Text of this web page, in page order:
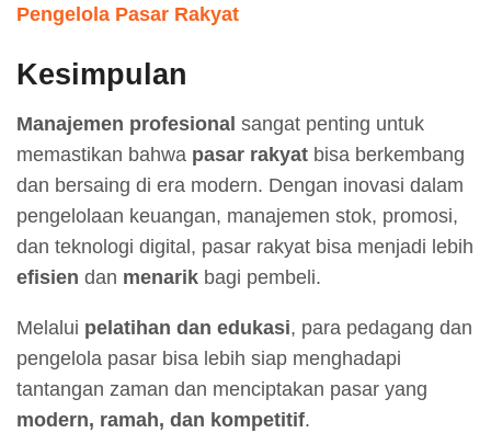
Pengelola Pasar Rakyat
Kesimpulan
Manajemen profesional sangat penting untuk
memastikan bahwa pasar rakyat bisa berkembang
dan bersaing di era modern. Dengan inovasi dalam
pengelolaan keuangan, manajemen stok, promosi,
dan teknologi digital, pasar rakyat bisa menjadi lebih
efisien dan menarik bagi pembeli.
Melalui pelatihan dan edukasi, para pedagang dan
pengelola pasar bisa lebih siap menghadapi
tantangan zaman dan menciptakan pasar yang
modern, ramah, dan kompetitif.